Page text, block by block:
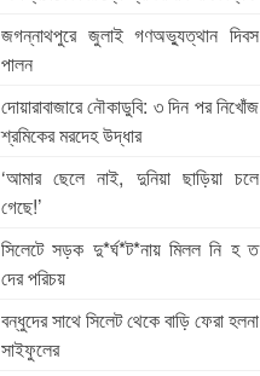
জগন্নাথপুরে জুলাই গণঅভ্যুত্থান দিবস
পালন
দোয়ারাবাজারে নৌকাডুবি: ৩ দিন পর নিখোঁজ
শ্রমিকের মরদেহ উদ্ধার
‘আমার ছেলে নাই, দুনিয়া ছাড়িয়া চলে
গেছে!’
সিলেটে সড়ক দু*র্ঘ*ট*নায় মিলল নি হ ত
দের পরিচয়
বন্ধুদের সাথে সিলেট থেকে বাড়ি ফেরা হলনা
সাইফুলের